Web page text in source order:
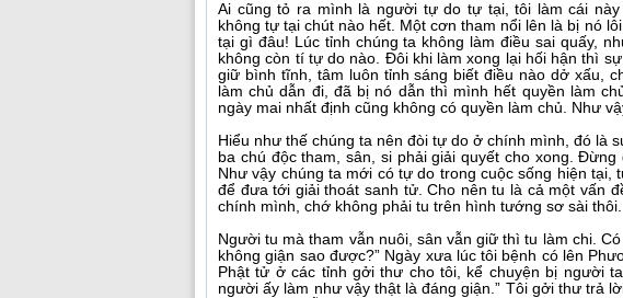
Ai cũng tỏ ra mình là người tự do tự tại, tôi làm cái
không tự tại chút nào hết. Một cơn tham nổi lên là bị nó
tại gì đâu! Lúc tỉnh chúng ta không làm điều sai quấy,
không còn tí tự do nào. Đôi khi làm xong lại hối hận thì
giữ bình tĩnh, tâm luôn tỉnh sáng biết điều nào dở xấu,
làm chủ dẫn đi, đã bị nó dẫn thì mình hết quyền làm
ngày mai nhất định cũng không có quyền làm chủ. Như
Hiểu như thế chúng ta nên đòi tự do ở chính mình, đó là
ba chú độc tham, sân, si phải giải quyết cho xong.
Như vậy chúng ta mới có tự do trong cuộc sống hiện tại,
để đưa tới giải thoát sanh tử. Cho nên tu là cả một vấn
chính mình, chớ không phải tu trên hình tướng sơ sài thôi.
Người tu mà tham vẫn nuôi, sân vẫn giữ thì tu làm chi.
không giận sao được?” Ngày xưa lúc tôi bệnh có lên
Phật tử ở các tỉnh gởi thư cho tôi, kể chuyện bị người
người ấy làm như vậy thật là đáng giận.” Tôi gởi thư trả